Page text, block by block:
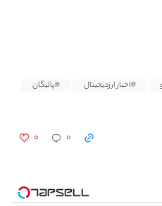
#اخبار ارزدیجیتال
#پالیگان
۰ ۰